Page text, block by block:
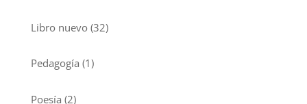
Libro nuevo(32)
Pedagogía (1)
Poesía (2)